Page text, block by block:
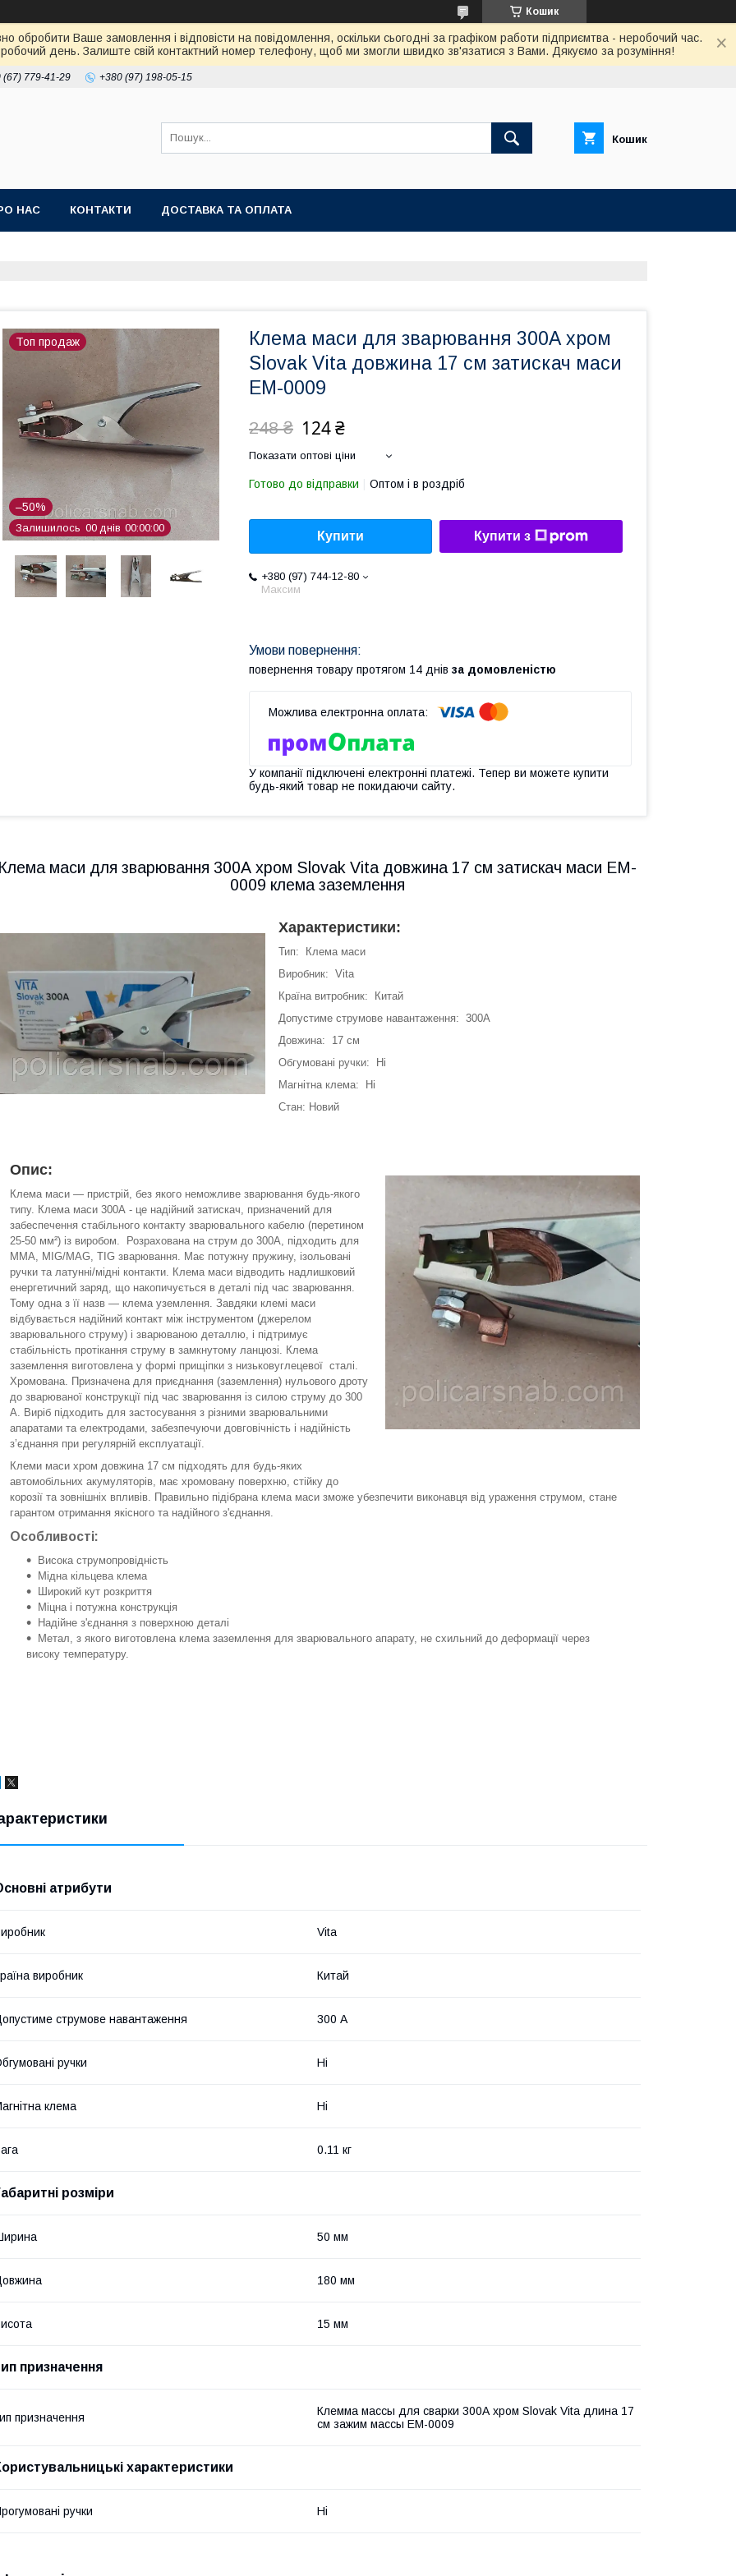
Кошик
обробити Ваше замовлення і відповісти на повідомлення, оскільки сьогодні за графіком работи підприємтва - неробочий час.
день. Залиште свій контактний номер телефону, щоб ми змогли швидко зв'язатися з Вами. Дякуємо за розуміння!
(67) 779-41-29 +380 (97) 198-05-15
Кошик
НАС КОНТАКТИ ДОСТАВКА ТА ОПЛАТА
Топ продаж
–50%
Залишилось 00 днів 00 00 00
Клема маси для зварювання 300А хром
Slovak Vita довжина 17 см затискач маси
EM-0009
248 ₴ 124 ₴
Показати оптові ціни
Готово до відправки Оптом і в роздріб
Купити Купити з
+380 (97) 744-12-80
Максим
повернення товару протягом 14 днів за домовленістю
У компанії підключені електронні платежі. Тепер ви можете купити
будь-який товар не покидаючи сайту.
маси для зварювання 300А хром Slovak Vita довжина 17 см затискач маси EM-
0009 клема заземлення
Характеристики:
Тип: Клема маси
Виробник: Vita
Країна витробник: Китай
Допустиме струмове навантаження: 300А
Довжина: 17 см
Обгумовані ручки: Ні
Магнітна клема: Ні
Стан: Новий
Опис:
Клемa маси — пристрій, без якого неможливе зварювання будь-якого
типу. Клема маси 300А - це надійний затискач, призначений для
забеспечення стабільного контакту зварювального кабелю (перетином
25-50 мм²) із виробом. Розрахована на струм до 300А, підходить для
MMA, MIG/MAG, TIG зварювання. Має потужну пружину, ізольовані
ручки та латунні/мідні контакти. Клемa маси відводить надлишковий
енергетичний заряд, що накопичується в деталі під час зварювання.
Тому одна з її назв — клема уземлення. Завдяки клемі маси
відбувається надійний контакт між інструментом (джерелом
зварювального струму) і зварюваною деталлю, і підтримує
стабільність протікання струму в замкнутому ланцюзі. Клемa
заземлення виготовлена у формі прищіпки з низьковуглецевої сталі.
Хромована. Призначена для приєднання (заземлення) нульового дроту
до зварюваної конструкції під час зварювання із силою струму до 300
А. Виріб підходить для застосування з різними зварювальними
апаратами та електродами, забезпечуючи довговічність і надійність
з’єднання при регулярній експлуатації.
Клеми маси хром довжина 17 см підходять для будь-яких
автомобільних акумуляторів, має хромовану поверхню, стійку до
корозії та зовнішніх впливів. Правильно підібрана клема маси зможе убезпечити виконавця від ураження струмом, стане
гарантом отримання якісного та надійного з'єднання.
Особливості:
Висока струмопровідність
Мідна кільцева клема
Широкий кут розкриття
Міцна і потужна конструкція
Надійне з'єднання з поверхною деталі
Метал, з якого виготовлена клема заземлення для зварювального апарату, не схильний до деформації через
високу температуру.
атрибути
Vita
виробник Китай
струмове навантаження 300 А
ручки Ні
клема Ні
0.11 кг
розміри
50 мм
180 мм
15 мм
призначення
призначення
Клемма массы для сварки 300А хром Slovak Vita длина 17
см зажим массы EM-0009
характеристики
ручки Ні